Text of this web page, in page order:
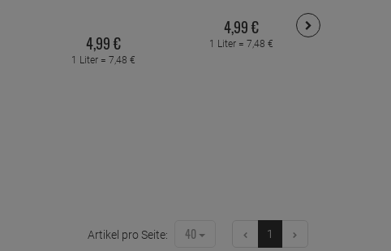
4,99€
1 Liter = 7,48 €
4,99€
1 Liter = 7,48 €
Artikel pro Seite: 40 1